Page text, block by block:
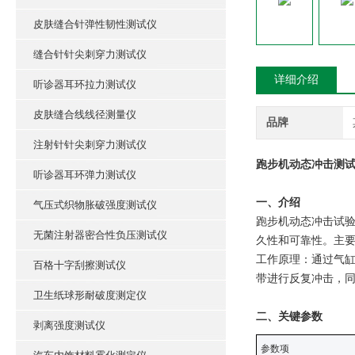
皮肤缝合针弹性韧性测试仪
缝合针针尖刺穿力测试仪
听诊器耳环拉力测试仪
皮肤缝合线线径测量仪
注射针针尖刺穿力测试仪
听诊器耳环弹力测试仪
气压式织物胀破强度测试仪
无菌注射器密合性负压测试仪
百格十字刮擦测试仪
卫生纸球形耐破度测定仪
剥离强度测试仪
详细介绍
品牌
跑步机动态冲击测
‌一、介绍
跑步机动态冲击试
久性和可靠性。主
工作原理：通过气
带进行反复冲击，
‌二、关键参数
‌参数项‌